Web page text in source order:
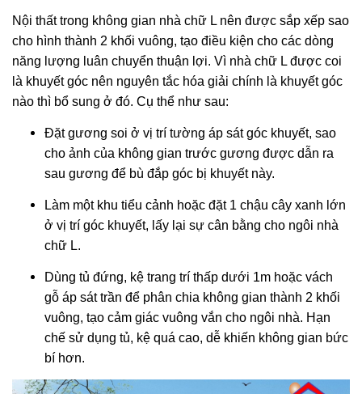
Nội thất trong không gian nhà chữ L nên được sắp xếp sao
cho hình thành 2 khối vuông, tạo điều kiện cho các dòng
năng lượng luân chuyển thuận lợi. Vì nhà chữ L được coi
là khuyết góc nên nguyên tắc hóa giải chính là khuyết góc
nào thì bổ sung ở đó. Cụ thể như sau:
Đặt gương soi ở vị trí tường áp sát góc khuyết, sao
cho ảnh của không gian trước gương được dẫn ra
sau gương để bù đắp góc bị khuyết này.
Làm một khu tiểu cảnh hoặc đặt 1 chậu cây xanh lớn
ở vị trí góc khuyết, lấy lại sự cân bằng cho ngôi nhà
chữ L.
Dùng tủ đứng, kệ trang trí thấp dưới 1m hoặc vách
gỗ áp sát trần để phân chia không gian thành 2 khối
vuông, tạo cảm giác vuông vắn cho ngôi nhà. Hạn
chế sử dụng tủ, kệ quá cao, dễ khiến không gian bức
bí hơn.